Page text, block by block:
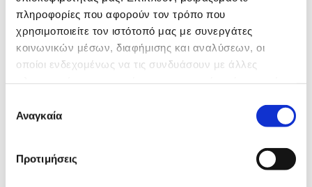
πληροφορίες που αφορούν τον τρόπο που
χρησιμοποιείτε τον ιστότοπό μας με συνεργάτες
κοινωνικών μέσων, διαφήμισης και αναλύσεων, οι
οποίοι ενδεχομένως να τις συνδυάσουν με άλλες
των υπηρεσιών τους.
συγκατάθεσης
Αναγκαία
Προτιμήσεις